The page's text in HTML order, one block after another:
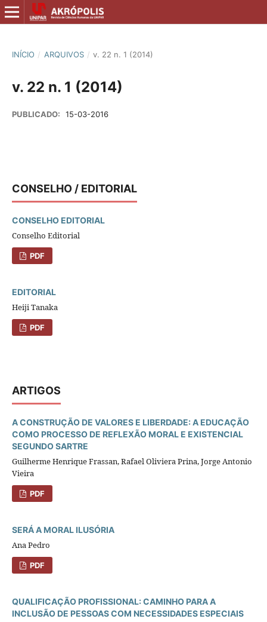
INÍCIO / ARQUIVOS / v. 22 n. 1 (2014)
v. 22 n. 1 (2014)
PUBLICADO: 15-03-2016
CONSELHO / EDITORIAL
CONSELHO EDITORIAL
Conselho Editorial
PDF
EDITORIAL
Heiji Tanaka
PDF
ARTIGOS
A CONSTRUÇÃO DE VALORES E LIBERDADE: A EDUCAÇÃO
COMO PROCESSO DE REFLEXÃO MORAL E EXISTENCIAL
SEGUNDO SARTRE
Guilherme Henrique Frassan, Rafael Oliviera Prina, Jorge Antonio
Vieira
PDF
SERÁ A MORAL ILUSÓRIA
Ana Pedro
PDF
QUALIFICAÇÃO PROFISSIONAL: CAMINHO PARA A
INCLUSÃO DE PESSOAS COM NECESSIDADES ESPECIAIS